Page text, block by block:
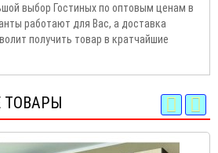
выбор Гостиных по оптовым ценам в
работают для Вас, а доставка
получить товар в кратчайшие